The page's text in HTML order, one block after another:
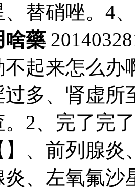
、替硝唑。4
啥藥
不起来怎么
多、肾虚所
2、完了完
】、前列腺
、左氧氟沙